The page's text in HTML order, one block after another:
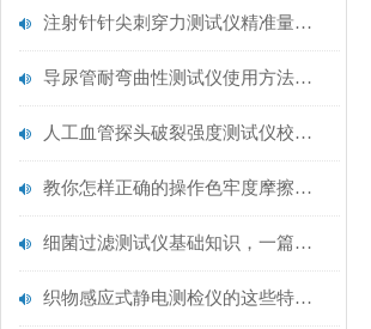
注射针针尖刺穿力测试仪精准量化针尖锋利度，构筑临床安全防线
导尿管耐弯曲性测试仪使用方法与操作规范
人工血管探头破裂强度测试仪校准规范：精准赋能医疗安全的技术基准
教你怎样正确的操作色牢度摩擦测试机
细菌过滤测试仪基础知识，一篇搞定
织物感应式静电测检仪的这些特点很少有人都知道